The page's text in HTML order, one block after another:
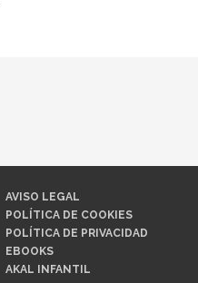
AVISO LEGAL
POLÍTICA DE COOKIES
POLÍTICA DE PRIVACIDAD
EBOOKS
AKAL INFANTIL